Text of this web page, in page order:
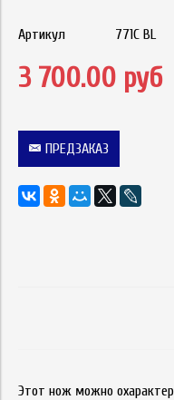
Артикул 771C BL
3 700.00 руб
ПРЕДЗАКАЗ
Этот нож можно